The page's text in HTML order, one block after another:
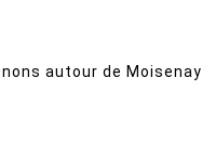
autour de Moisenay